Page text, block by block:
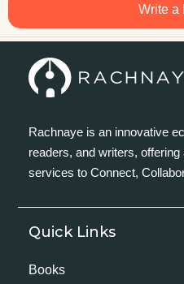
Write a
Rachnaye is an innovative
readers, and writers,
services to Connect,
Quick Links
Books